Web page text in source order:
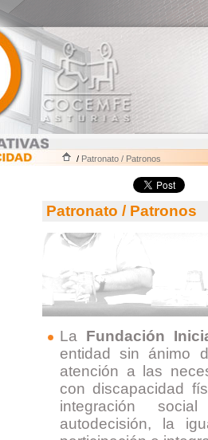
/ Patronato / Patronos
Patronato / Patronos
La Fundación
entidad sin ánimo
atención a las
con discapacidad
integración
autodecisión, la